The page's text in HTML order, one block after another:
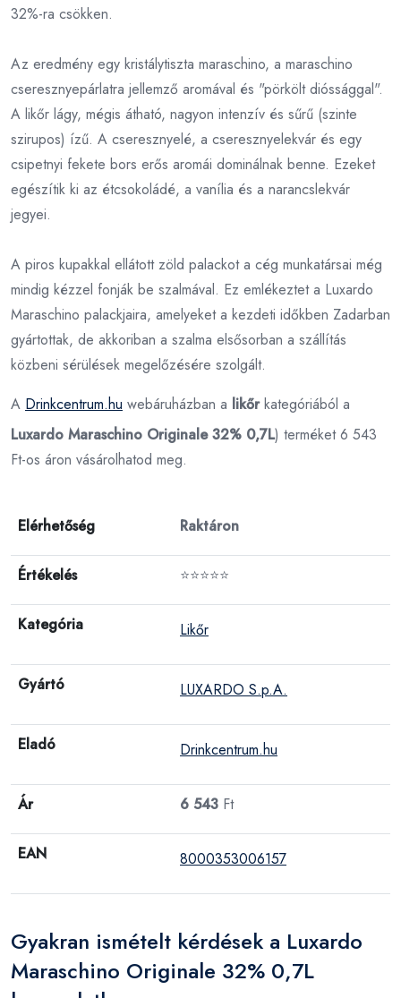
32%-ra csökken.
Az eredmény egy kristálytiszta maraschino, a maraschino
cseresznyepárlatra jellemző aromával és "pörkölt dióssággal".
A likőr lágy, mégis átható, nagyon intenzív és sűrű (szinte
szirupos) ízű. A cseresznyelé, a cseresznyelekvár és egy
csipetnyi fekete bors erős aromái dominálnak benne. Ezeket
egészítik ki az étcsokoládé, a vanília és a narancslekvár
jegyei.
A piros kupakkal ellátott zöld palackot a cég munkatársai még
mindig kézzel fonják be szalmával. Ez emlékeztet a Luxardo
Maraschino palackjaira, amelyeket a kezdeti időkben Zadarban
gyártottak, de akkoriban a szalma elsősorban a szállítás
közbeni sérülések megelőzésére szolgált.
A Drinkcentrum.hu webáruházban a likőrkategóriából a
Luxardo Maraschino Originale 32% 0,7L) terméket 6 543
Ft-os áron vásárolhatod meg.
Elérhetőség Raktáron
Értékelés ⭐⭐⭐⭐⭐
Kategória Likőr
Gyártó LUXARDO S.p.A.
Eladó Drinkcentrum.hu
Ár 6 543 Ft
EAN 8000353006157
Gyakran ismételt kérdések a Luxardo
Maraschino Originale 32% 0,7L